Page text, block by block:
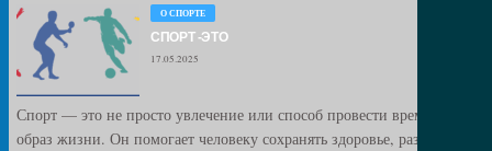
О СПОРТЕ
СПОРТ -ЭТО
17.05.2025
Спорт — это не просто увлечение или способ провести время, это
образ жизни. Он помогает человеку сохранять здоровье, развивать